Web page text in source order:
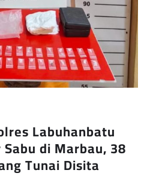
Labuhanbatu
di Marbau, 38
Tunai Disita